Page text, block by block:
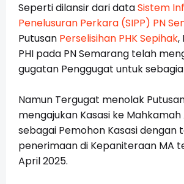
Seperti dilansir dari dataSistem
Penelusuran Perkara (SIPP) PN
Putusan Perselisihan PHK Sepihak,
PHI pada PN Semarang telah
gugatan Penggugat untuk
Namun Tergugat menolak
mengajukan Kasasi ke
sebagai Pemohon Kasasi dengan
penerimaan di Kepaniteraan MA
April 2025.